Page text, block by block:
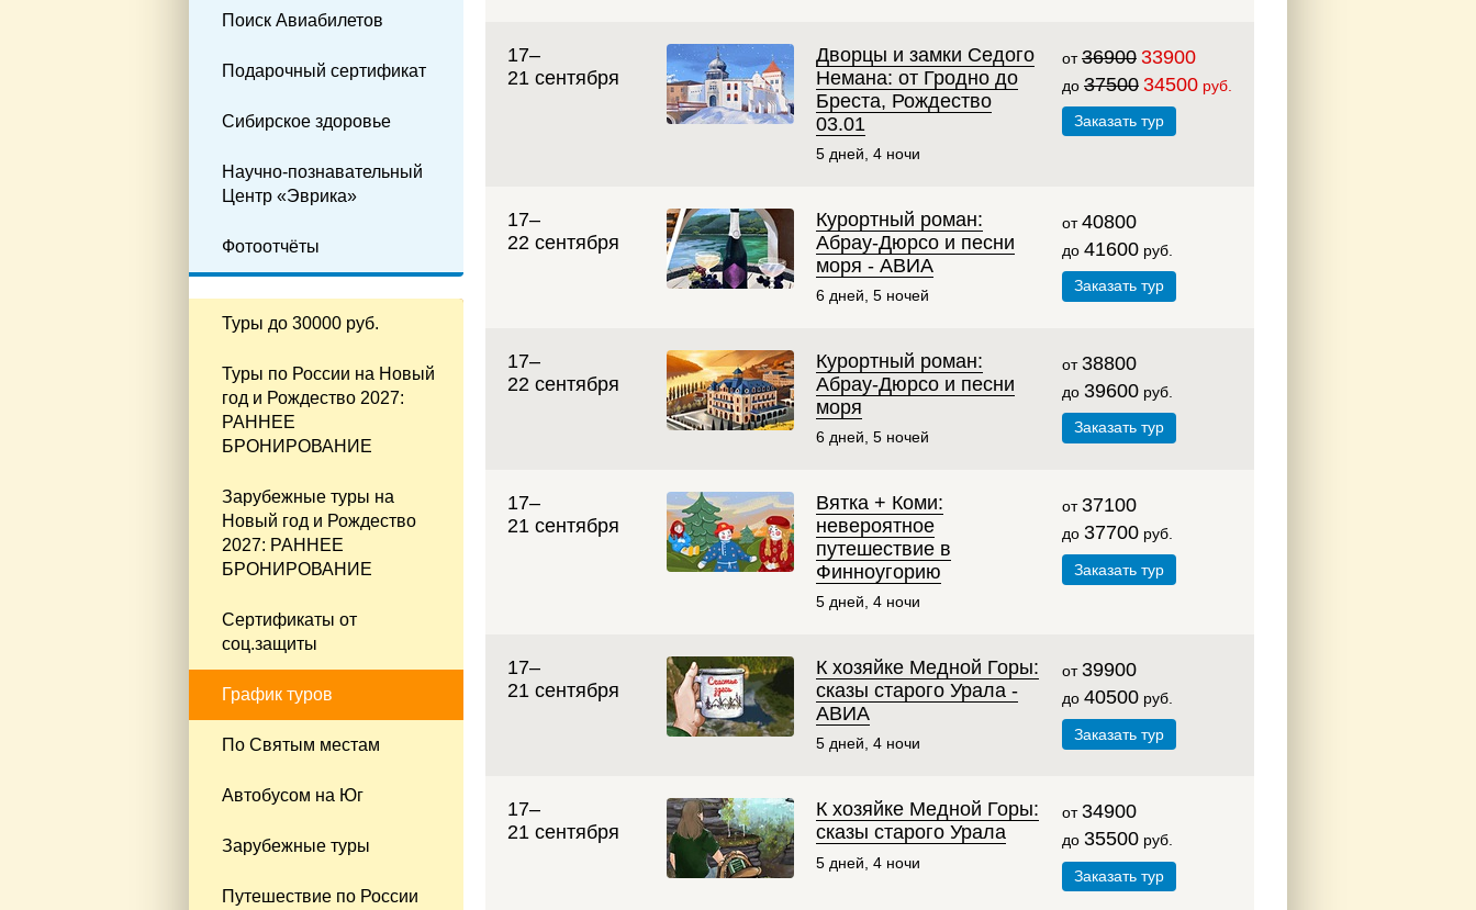
Поиск Авиабилетов
Подарочный сертификат
Сибирское здоровье
Научно-познавательный
Центр «Эврика»
Фотоотчёты
Туры до 30000 руб.
Туры по России на Новый
год и Рождество 2027:
РАННЕЕ
БРОНИРОВАНИЕ
Зарубежные туры на
Новый год и Рождество
2027: РАННЕЕ
БРОНИРОВАНИЕ
Сертификаты от
соц.защиты
График туров
По Святым местам
Автобусом на Юг
Зарубежные туры
Путешествие по России
17–
21 сентября
Дворцы и замки Седого
Немана: от Гродно до
Бреста, Рождество
03.01
5 дней, 4 ночи
от 36900 33900
до 37500 34500 руб.
Заказать тур
17–
22 сентября
Курортный роман:
Абрау-Дюрсо и песни
моря - АВИА
6 дней, 5 ночей
от 40800
до 41600 руб.
Заказать тур
17–
22 сентября
Курортный роман:
Абрау-Дюрсо и песни
моря
6 дней, 5 ночей
от 38800
до 39600 руб.
Заказать тур
17–
21 сентября
Вятка + Коми:
невероятное
путешествие в
Финноугорию
5 дней, 4 ночи
от 37100
до 37700 руб.
Заказать тур
17–
21 сентября
К хозяйке Медной Горы:
сказы старого Урала -
АВИА
5 дней, 4 ночи
от 39900
до 40500 руб.
Заказать тур
17–
21 сентября
К хозяйке Медной Горы:
сказы старого Урала
5 дней, 4 ночи
от 34900
до 35500 руб.
Заказать тур